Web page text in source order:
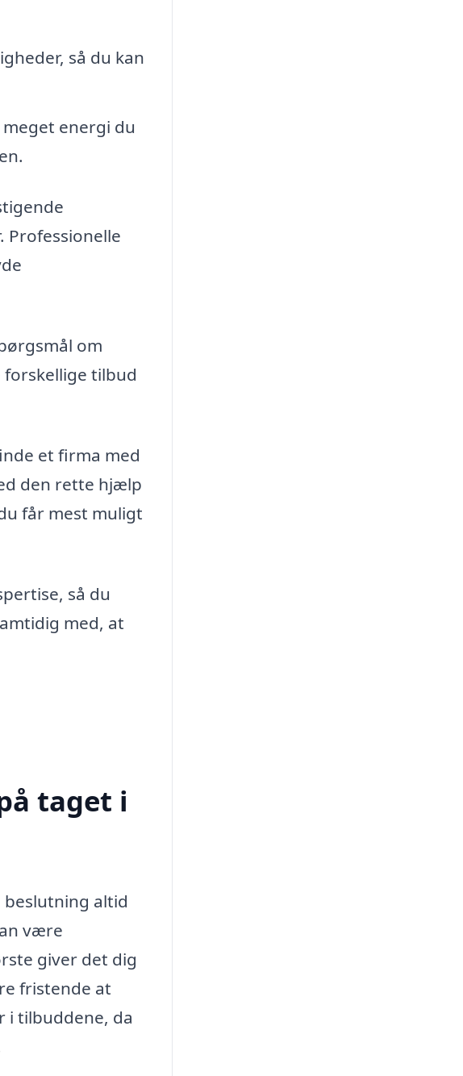
så du kan
energi du
Professionelle
om
tilbud
et firma med
den rette hjælp
får mest muligt
så du
med, at
taget i
beslutning altid
være
giver det dig
fristende at
i tilbuddene, da